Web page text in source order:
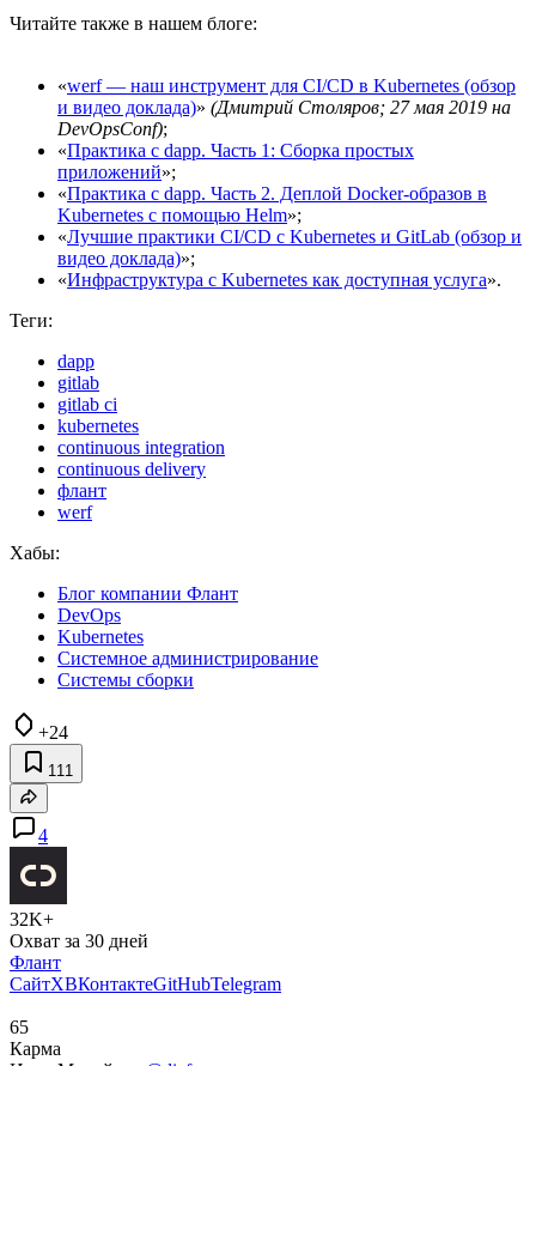
Читайте также в нашем блоге:
«werf — наш инструмент для CI/CD в Kubernetes (обзор
и видео доклада)» (Дмитрий Столяров; 27 мая 2019 на
DevOpsConf);
«Практика с dapp. Часть 1: Сборка простых
приложений»;
«Практика с dapp. Часть 2. Деплой Docker-образов в
Kubernetes с помощью Helm»;
«Лучшие практики CI/CD с Kubernetes и GitLab (обзор и
видео доклада)»;
«Инфраструктура с Kubernetes как доступная услуга».
Теги:
dapp
gitlab
gitlab ci
kubernetes
continuous integration
continuous delivery
флант
werf
Хабы:
Блог компании Флант
DevOps
Kubernetes
Системное администрирование
Системы сборки
+24
111
4
32K+
Охват за 30 дней
Флант
СайтXВКонтактеGitHubTelegram
65
Карма
Иван Михейкин
@diafour